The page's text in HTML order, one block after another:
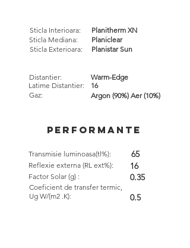
Transmisie luminoasa(tl%):
Reflexie externa (RL ext%):
Coeficient de transfer termic,
Ug W/(m2 .K):
65
0.35
Factor Solar (g) :
Argon (90%) Aer (10%)
Gaz:
Sticla Interioara:
Sticla Exterioara:
Distantier:
Latime Distantier:
Planitherm XN
Planistar Sun
Warm-Edge
16
16
Planiclear
Sticla Mediana:
performante
0.5